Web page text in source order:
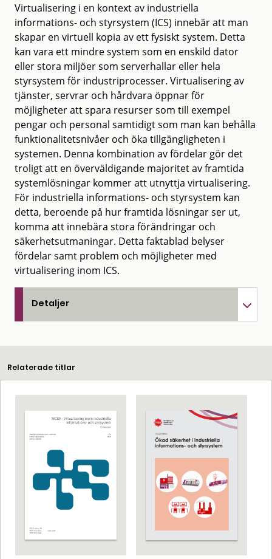
Virtualisering i en kontext av industriella
informations- och styrsystem (ICS) innebär att man
skapar en virtuell kopia av ett fysiskt system. Detta
kan vara ett mindre system som en enskild dator
eller stora miljöer som serverhallar eller hela
styrsystem för industriprocesser. Virtualisering av
tjänster, servrar och hårdvara öppnar för
möjligheter att spara resurser som till exempel
pengar och personal samtidigt som man kan behålla
funktionalitetsnivåer och öka tillgängligheten i
systemen. Denna kombination av fördelar gör det
troligt att en överväldigande majoritet av framtida
systemlösningar kommer att utnyttja virtualisering.
För industriella informations- och styrsystem kan
detta, beroende på hur framtida lösningar ser ut,
komma att innebära stora förändringar och
säkerhetsutmaningar. Detta faktablad belyser
fördelar samt problem och möjligheter med
virtualisering inom ICS.
Detaljer
Relaterade titlar